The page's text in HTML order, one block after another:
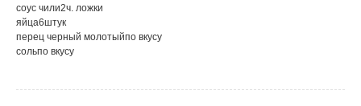
соус чили2ч. ложки
яйца6штук
перец черный молотыйпо вкусу
сольпо вкусу